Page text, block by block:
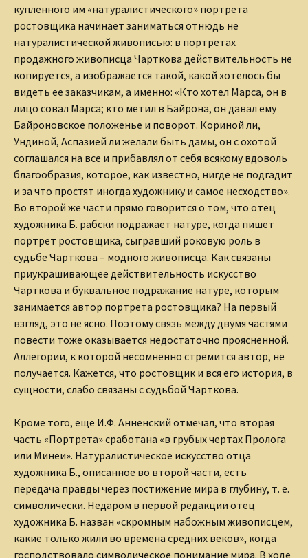
купленного им «натуралистического» портрета
ростовщика начинает заниматься отнюдь не
натуралистической живописью: в портретах
продажного живописца Чарткова действительность не
копируется, а изображается такой, какой хотелось бы
видеть ее заказчикам, а именно: «Кто хотел Марса, он в
лицо совал Марса; кто метил в Байрона, он давал ему
Байроновское положенье и поворот. Кориной ли,
Ундиной, Аспазией ли желали быть дамы, он с охотой
соглашался на все и прибавлял от себя всякому вдоволь
благообразия, которое, как известно, нигде не подгадит
и за что простят иногда художнику и самое несходство».
Во второй же части прямо говорится о том, что отец
художника Б. рабски подражает натуре, когда пишет
портрет ростовщика, сыгравший роковую роль в
судьбе Чарткова – модного живописца. Как связаны
приукрашивающее действительность искусство
Чарткова и буквальное подражание натуре, которым
занимается автор портрета ростовщика? На первый
взгляд, это не ясно. Поэтому связь между двумя частями
повести тоже оказывается недостаточно проясненной.
Аллегории, к которой несомненно стремится автор, не
получается. Кажется, что ростовщик и вся его история, в
сущности, слабо связаны с судьбой Чарткова.
Кроме того, еще И.Ф. Анненский отмечал, что вторая
часть «Портрета» сработана «в грубых чертах Пролога
или Минеи». Натуралистическое искусство отца
художника Б., описанное во второй части, есть
передача правды через постижение мира в глубину, т. е.
символически. Недаром в первой редакции отец
художника Б. назван «скромным набожным живописцем,
какие только жили во времена средних веков», когда
господствовало символическое понимание мира. В ходе